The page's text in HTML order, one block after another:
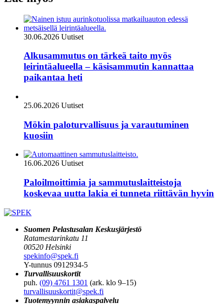
30.06.2026 Uutiset
Alkusammutus on tärkeä taito myös
leirintäalueella – käsisammutin kannattaa
paikantaa heti
25.06.2026 Uutiset
Mökin paloturvallisuus ja varautuminen
kuosiin
16.06.2026 Uutiset
Paloilmoittimia ja sammutuslaitteistoja
koskevaa uutta lakia ei tunneta riittävän hyvin
Suomen Pelastusalan Keskusjärjestö
Ratamestarinkatu 11
00520 Helsinki
spekinfo@spek.fi
Y-tunnus 0912934-5
Turvallisuuskortit
puh. (09) 4761 1301 (ark. klo 9–15)
turvallisuuskortit@spek.fi
Tuotemyynnin asiakaspalvelu